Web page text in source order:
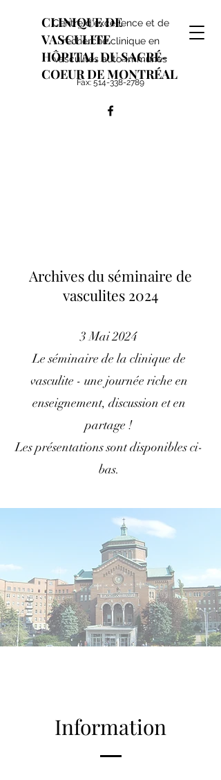
CLINIQUE DE
VASCULITE
HÔPITAL DU SACRÉ-
COEUR DE MONTRÉAL
Centre d'excellence et de
recherche clinique en
vasculites auto-immunes
Fax: 514-338-2789
Archives du séminaire de
vasculites 2024
3 Mai 2024
Le séminaire de la clinique de
vasculite - une journée riche en
enseignement, discussion et en
partage !
Les présentations sont disponibles ci-
bas.
Information